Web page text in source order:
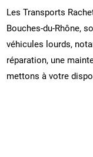
Les Transports
Bouches-du-Rhône,
véhicules lourds,
réparation, une
mettons à votre